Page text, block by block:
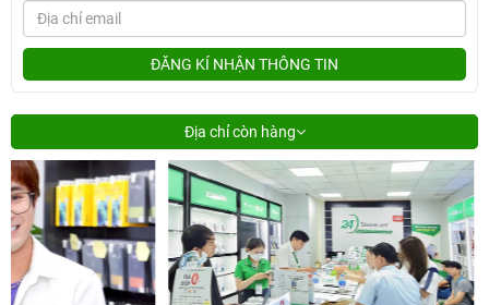
ĐĂNG KÍ NHẬN THÔNG TIN
Địa chỉ còn hàng